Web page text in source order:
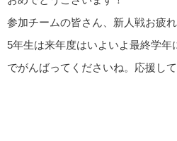
参加チームの皆さん、新人戦お疲れ
5年生は来年度はいよいよ最終学年
でがんばってくださいね。応援して